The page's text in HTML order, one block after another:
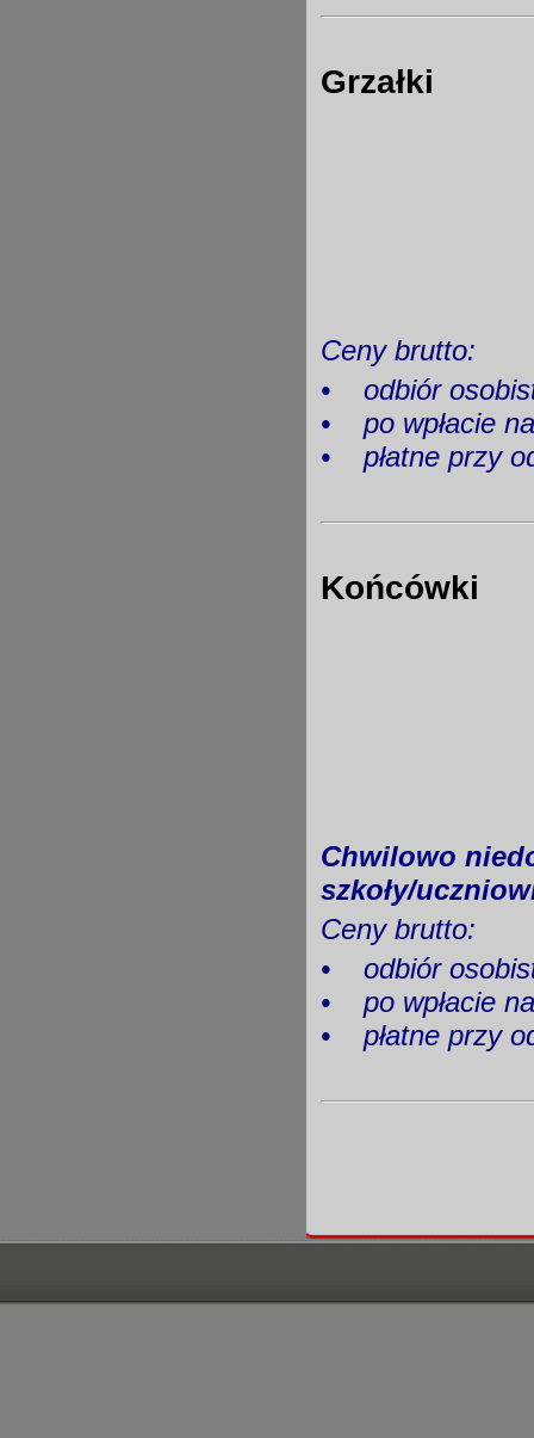
Grzałki
Ceny brutto:
• odbiór
• po wpłacie
• płatne przy
Końcówki
Chwilowo
szkoły/
Ceny brutto:
•
odbiór
• po wpłacie
• płatne przy